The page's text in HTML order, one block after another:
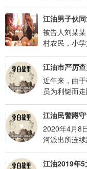
江油男子伙
被告人刘某
村农民，小
江油市严厉
近年来，由
员为利铤而
江油民警蹲
2020年4月8
河派出所连
江油2019年